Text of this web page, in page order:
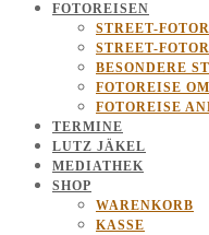
FOTOREISEN
STREET-
STREET-
BESONDERE
FOTOREISE
FOTOREISE
TERMINE
LUTZ JÄKEL
MEDIATHEK
SHOP
WARENKORB
KASSE